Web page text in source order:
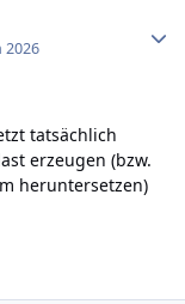
2026
tatsächlich
erzeugen (bzw.
heruntersetzen)